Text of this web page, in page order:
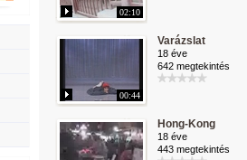
02:10
00:44
Varázslat
18 éve
642 megtekintés
Hong-Kong
18 éve
443 megtekintés